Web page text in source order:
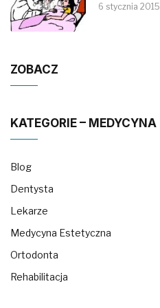
6 stycznia 2015
ZOBACZ
KATEGORIE – MEDYCYNA
Blog
Dentysta
Lekarze
Medycyna Estetyczna
Ortodonta
Rehabilitacja